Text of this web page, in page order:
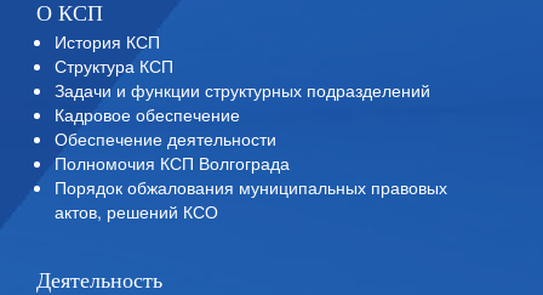
О КСП
История КСП
Структура КСП
Задачи и функции структурных подразделений
Кадровое обеспечение
Обеспечение деятельности
Полномочия КСП Волгограда
Порядок обжалования муниципальных правовых
актов, решений КСО
Деятельность